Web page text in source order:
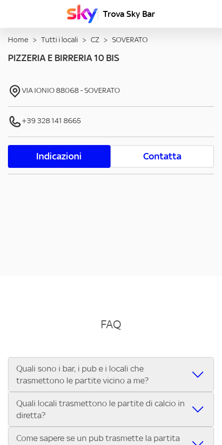
Trova Sky Bar
Home > Tutti i locali > CZ > SOVERATO
PIZZERIA E BIRRERIA 10 BIS
VIA IONIO88068-SOVERATO
+39 328 141 8665
Indicazioni Contatta
FAQ
Quali sono i bar, i pub e i locali che
trasmettono le partite vicino a me?
Se cerchi un bar, pub, ristorante o locale vicino a te per
vedere le partite di Serie A ENILIVE, la Serie C Sky Wifi, la
UEFA Champions League, la UEFA Europa League, la UEFA
Conference League, il Tennis, la Formula 1®, la MotoGP™ e
Quali locali trasmettono le partite di calcio in
diretta?
Vuoi sapere quali bar, pub o ristoranti mostrano le partite
Come sapere se un pub trasmette la partita